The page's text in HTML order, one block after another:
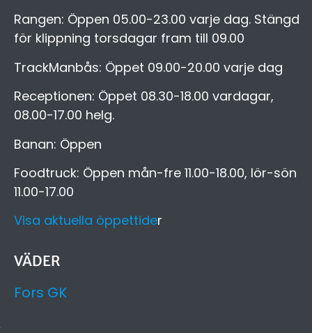
Rangen: Öppen 05.00-23.00 varje dag. Stängd
för klippning torsdagar fram till 09.00
TrackManbås: Öppet 09.00-20.00 varje dag
Receptionen: Öppet 08.30-18.00 vardagar,
08.00-17.00 helg.
Banan: Öppen
Foodtruck: Öppen mån-fre 11.00-18.00, lör-sön
11.00-17.00
Visa aktuella öppettider
VÄDER
Fors GK